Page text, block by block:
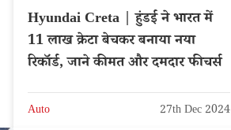
Hyundai Creta | हुंडई ने भारत में
11 लाख क्रेटा बेचकर बनाया नया
रिकॉर्ड, जाने कीमत और दमदार फीचर्स
Auto 27th Dec 2024